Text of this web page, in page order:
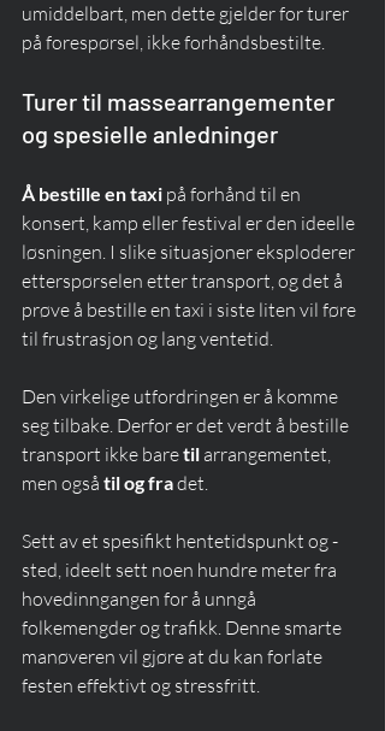
umiddelbart, men dette gjelder for turer
på forespørsel, ikke forhåndsbestilte.
Turer til massearrangementer
og spesielle anledninger
Å bestille en taxi på forhånd til en
konsert, kamp eller festival er den ideelle
løsningen. I slike situasjoner eksploderer
etterspørselen etter transport, og det å
prøve å bestille en taxi i siste liten vil føre
til frustrasjon og lang ventetid.
Den virkelige utfordringen er å komme
seg tilbake. Derfor er det verdt å bestille
transport ikke bare til arrangementet,
men også til og fra det.
Sett av et spesifikt hentetidspunkt og -
sted, ideelt sett noen hundre meter fra
hovedinngangen for å unngå
folkemengder og trafikk. Denne smarte
manøveren vil gjøre at du kan forlate
festen effektivt og stressfritt.